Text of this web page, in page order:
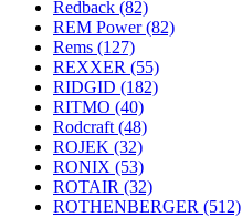
Redback (82)
REM Power(82)
Rems (127)
REXXER (55)
RIDGID (182)
RITMO (40)
Rodcraft (48)
ROJEK (32)
RONIX (53)
ROTAIR (32)
ROTHENBERGER (512)